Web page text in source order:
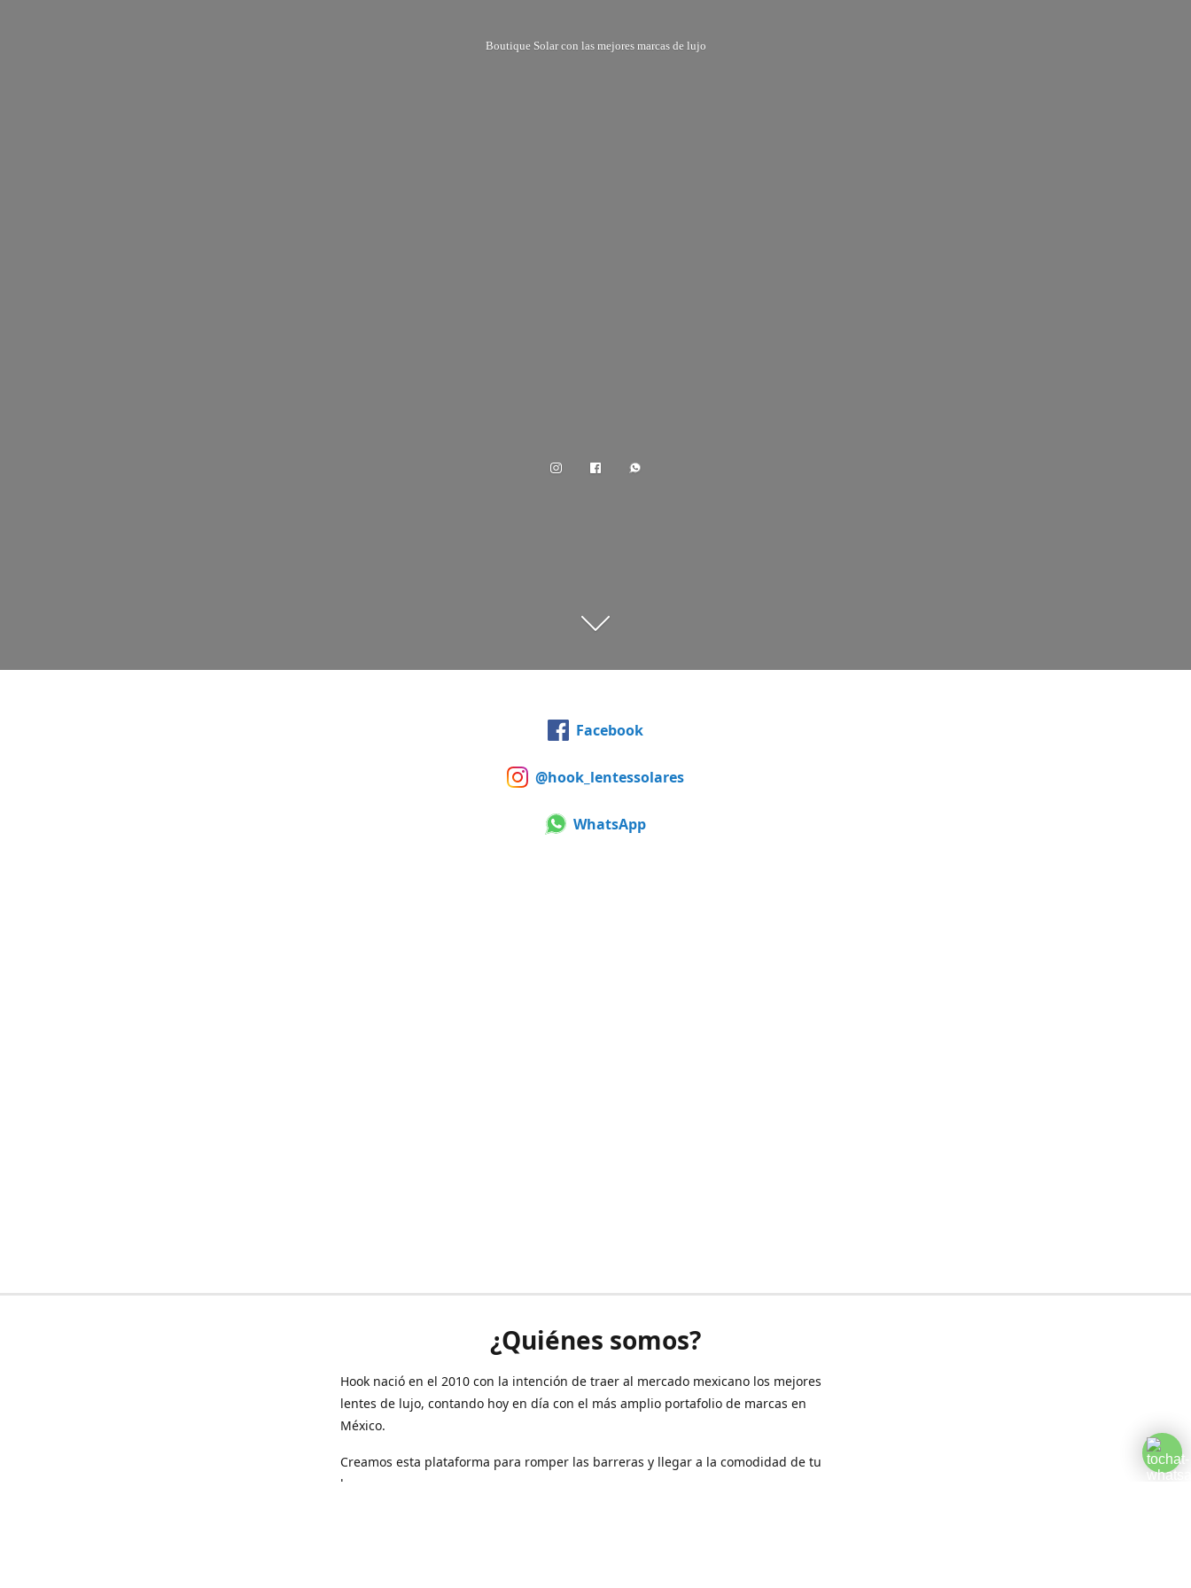
Boutique Solar con las mejores marcas de lujo
Facebook
@hook_lentessolares
WhatsApp
¿Quiénes somos?
Hook nació en el 2010 con la intención de traer al mercado mexicano los mejores
lentes de lujo, contando hoy en día con el más amplio portafolio de marcas en
México.
Creamos esta plataforma para romper las barreras y llegar a la comodidad de tu
hogar.